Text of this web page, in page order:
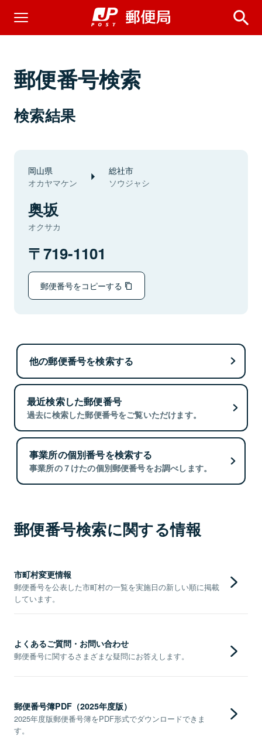
郵便番号検索
検索結果
岡山県
オカヤマケン
総社市
ソウジャシ
奥坂
オクサカ
719-1101
郵便番号をコピーする
他の郵便番号を検索する
最近検索した郵便番号
過去に検索した郵便番号をご覧いただけます。
事業所の個別番号を検索する
事業所の７けたの個別郵便番号をお調べします。
郵便番号検索に関する情報
市町村変更情報
郵便番号を公表した市町村の一覧を実施日の新しい順に掲載
しています。
よくあるご質問・お問い合わせ
郵便番号に関するさまざまな疑問にお答えします。
郵便番号簿PDF（2025年度版）
2025年度版郵便番号簿をPDF形式でダウンロードできま
す。